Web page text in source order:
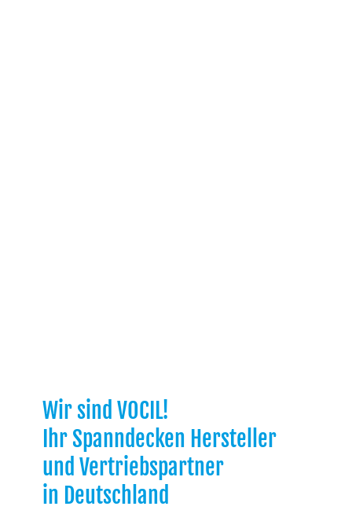
Wir sind VOCIL!
Ihr Spanndecken Hersteller
und Vertriebspartner
in Deutschland